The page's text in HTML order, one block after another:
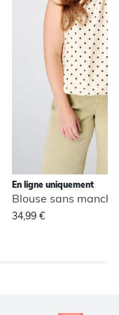
En ligne uniquement
34,99 €